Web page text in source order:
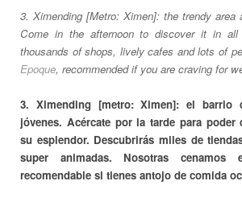
3. Ximending [Metro: Ximen]: the trendy area
Come in the afternoon to discover it in
thousands of shops, lively cafes and lots of
Epoque, recommended if you are craving for
3. Ximending [metro: Ximen]: el barrio
jóvenes. Acércate por la tarde para
su esplendor. Descubrirás miles de
super animadas. Nosotras cenamos
recomendable si tienes antojo de comida